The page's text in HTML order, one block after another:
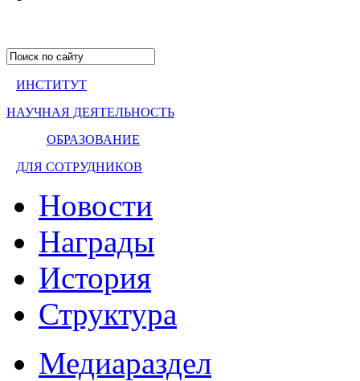
ИНСТИТУТ
НАУЧНАЯ ДЕЯТЕЛЬНОСТЬ
ОБРАЗОВАНИЕ
ДЛЯ СОТРУДНИКОВ
Новости
Награды
История
Структура
Медиараздел